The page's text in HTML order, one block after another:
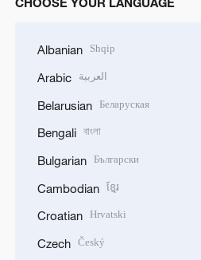
Albanian Shqip
Arabic العربية
Belarusian Беларуская
Bengali বাংলা
Bulgarian Български
Cambodian ខ្មែរ
Croatian Hrvatski
Czech Český